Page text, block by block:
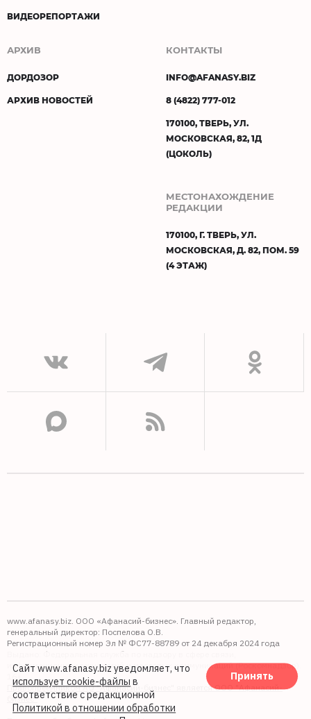
ВИДЕОРЕПОРТАЖИ
АРХИВ
ДОРДОЗОР
АРХИВ НОВОСТЕЙ
КОНТАКТЫ
INFO@AFANASY.BIZ
8 (4822) 777-012
170100, ТВЕРЬ, УЛ.
МОСКОВСКАЯ, 82, 1Д
(ЦОКОЛЬ)
МЕСТОНАХОЖДЕНИЕ
РЕДАКЦИИ
170100, Г. ТВЕРЬ, УЛ.
МОСКОВСКАЯ, Д. 82, ПОМ. 59
(4 ЭТАЖ)
www.afanasy.biz. ООО «Афанасий-бизнес». Главный редактор,
генеральный директор: Поспелова О.В.
Регистрационный номер Эл № ФС77-88789 от 24 декабря 2024 года
Выдано: Федеральная служба по надзору в сфере связи,
информационных технологий и массовых коммуникаций (Роскомнадзор).
Правопреемником АО "Афанасий-бизнес" является ООО "Афанасий-
бизнес"
Сайт www.afanasy.biz уведомляет, что
использует cookie-файлы в
соответствие с редакционной
Политикой в отношении обработки
Принять